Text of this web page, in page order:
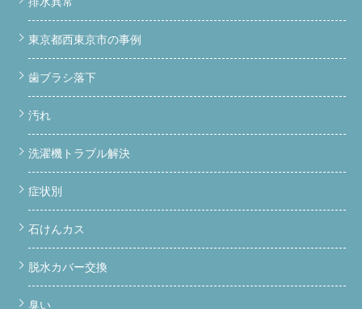
東京都西東京市の事例
歯ブラシ落下
汚れ
洗濯機トラブル解決
症状別
石けんカス
脱水カバー交換
臭い